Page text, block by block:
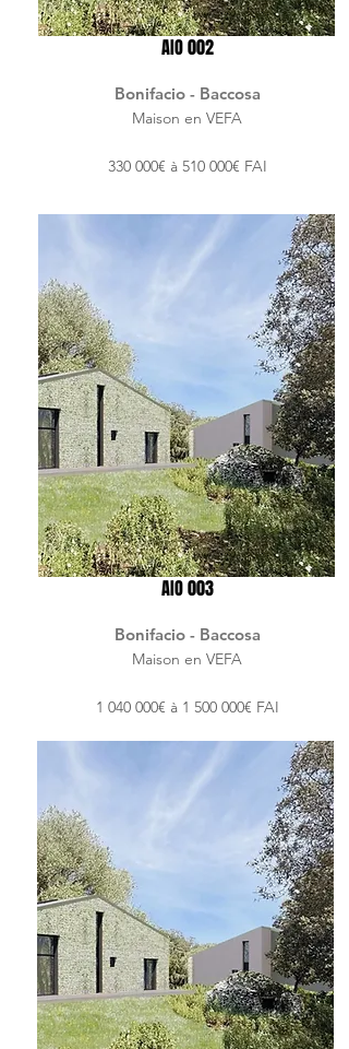
AIO 002
Bonifacio - Baccosa
Maison en VEFA
330 000€ à 510 000€ FAI
AIO 003
Bonifacio - Baccosa
Maison en VEFA
1 040 000€ à 1 500 000€ FAI